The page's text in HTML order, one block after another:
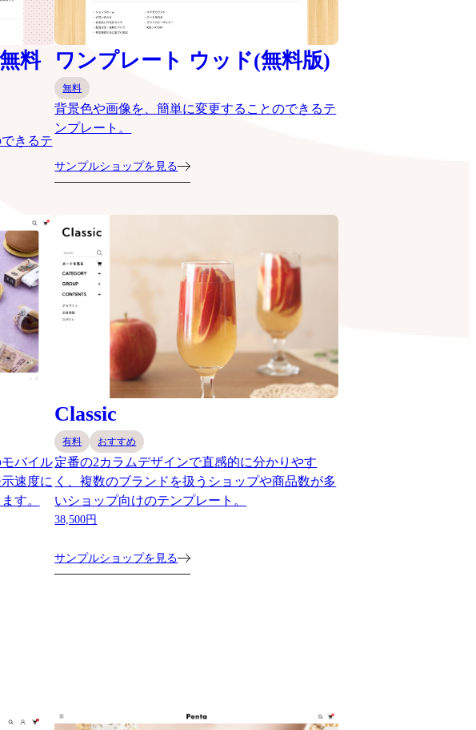
料
きるテ
ワンプレート ウッド(無料版)
無料
背景色や画像を、簡単に変更することのできるテ
ンプレート。
サンプルショップを見る
バイル
速度に
す。
Classic
有料 おすすめ
定番の2カラムデザインで直感的に分かりやす
く、複数のブランドを扱うショップや商品数が多
いショップ向けのテンプレート。
38,500円
サンプルショップを見る